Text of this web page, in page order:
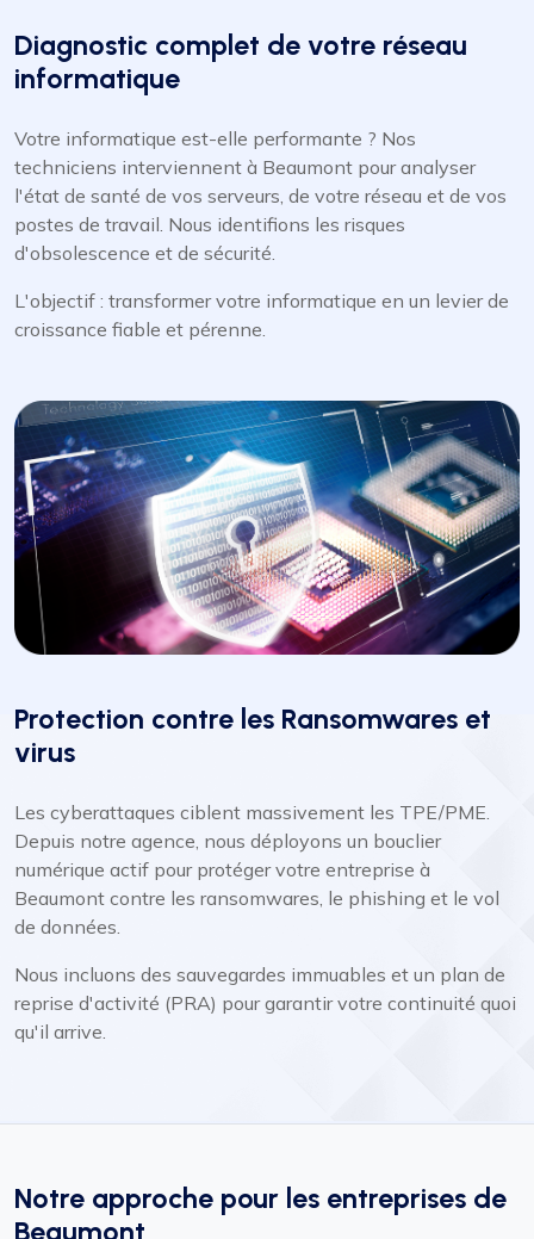
Diagnostic complet de votre réseau
informatique
Votre informatique est-elle performante ? Nos
techniciens interviennent à Beaumont pour analyser
l'état de santé de vos serveurs, de votre réseau et de vos
postes de travail. Nous identifions les risques
d'obsolescence et de sécurité.
L'objectif : transformer votre informatique en un levier de
croissance fiable et pérenne.
Protection contre les Ransomwares et
virus
Les cyberattaques ciblent massivement les TPE/PME.
Depuis notre agence, nous déployons un bouclier
numérique actif pour protéger votre entreprise à
Beaumont contre les ransomwares, le phishing et le vol
de données.
Nous incluons des sauvegardes immuables et un plan de
reprise d'activité (PRA) pour garantir votre continuité quoi
qu'il arrive.
Notre approche pour les entreprises de
Beaumont